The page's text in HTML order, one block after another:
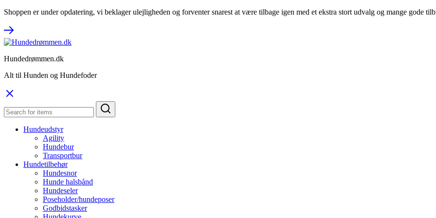
Shoppen er under opdatering, vi beklager ulejligheden og forventer snarest at være tilbage igen med et ekstra stort udvalg og mange gode
Hundedrømmen.dk
Alt til Hunden og Hundefoder
Hundeudstyr
Agility
Hundebur
Transportbur
Hundetilbehør
Hundesnor
Hunde halsbånd
Hundeseler
Poseholder/hundeposer
Godbidstasker